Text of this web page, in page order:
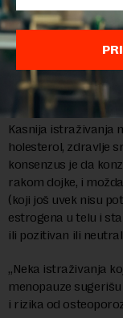
VEROVATNO
Kasnih 1990-ih,
estrogenih i
u vezi s rakom
vitro studija.
Kasnija istraživanja
holesterol, zdravlje
konsenzus je da
rakom dojke, i
(koji još uvek nisu
estrogena u telu i
ili pozitivan ili
„Neka istraživanja
menopauze
i rizika od